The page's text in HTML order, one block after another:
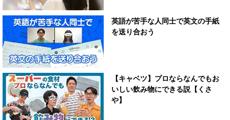
英語が苦手な人同士で英文の手紙
を送り合おう
【キャベツ】プロならなんでもお
いしい飲み物にできる説【くさ
や】